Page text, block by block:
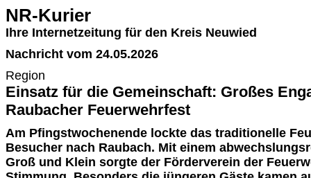
NR-Kurier
Ihre Internetzeitung für den Kreis Neuwied
Nachricht vom 24.05.2026
Region
Einsatz für die Gemeinschaft: Großes
Raubacher Feuerwehrfest
Am Pfingstwochenende lockte das traditionelle
Besucher nach Raubach. Mit einem
Groß und Klein sorgte der Förderverein der